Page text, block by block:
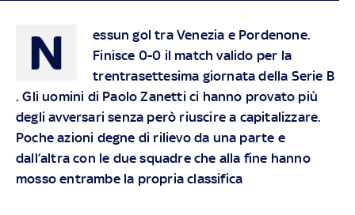
N
essun gol tra Venezia e Pordenone.
Finisce 0-0 il match valido per la
trentrasettesima giornata della Serie B
. Gli uomini di Paolo Zanetti ci hanno provato più
degli avversari senza però riuscire a capitalizzare.
Poche azioni degne di rilievo da una parte e
dall’altra con le due squadre che alla fine hanno
mosso entrambe la propria classifica